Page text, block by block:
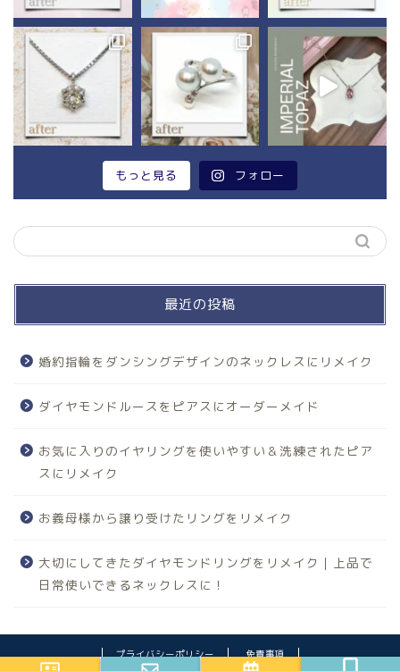
もっと見る フォロー
最近の投稿
婚約指輪をダンシングデザインのネックレスにリメイク
ダイヤモンドルースをピアスにオーダーメイド
お気に入りのイヤリングを使いやすい＆洗練されたピア
スにリメイク
お義母様から譲り受けたリングをリメイク
大切にしてきたダイヤモンドリングをリメイク｜上品で
日常使いできるネックレスに！
プライバシーポリシー
免責事項